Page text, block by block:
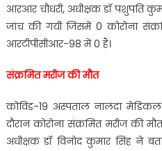
आरआर चौधरी, अधीक्षक डॉ पशुपति
जांच की गयी जिसमें 0 कोरोना
आरटीपीसीआर-98 में 0 हैं।
संक्रमित मरीज की मौत
कोविड-19 अस्पताल नालंदा
दौरान कोरोना संक्रमित मरीज की
अधीक्षक डॉ विनोद कुमार सिंह ने